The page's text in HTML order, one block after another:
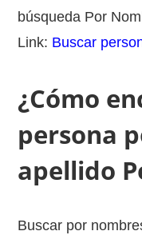
búsqueda Por
Link: Buscar
¿Cómo
persona
apellido
Buscar por